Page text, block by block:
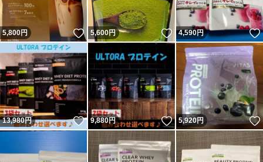
5,800円 いいね！
5,600円 いいね！
4,590円
13,980円 いいね！
9,880円 いいね！
5,920円